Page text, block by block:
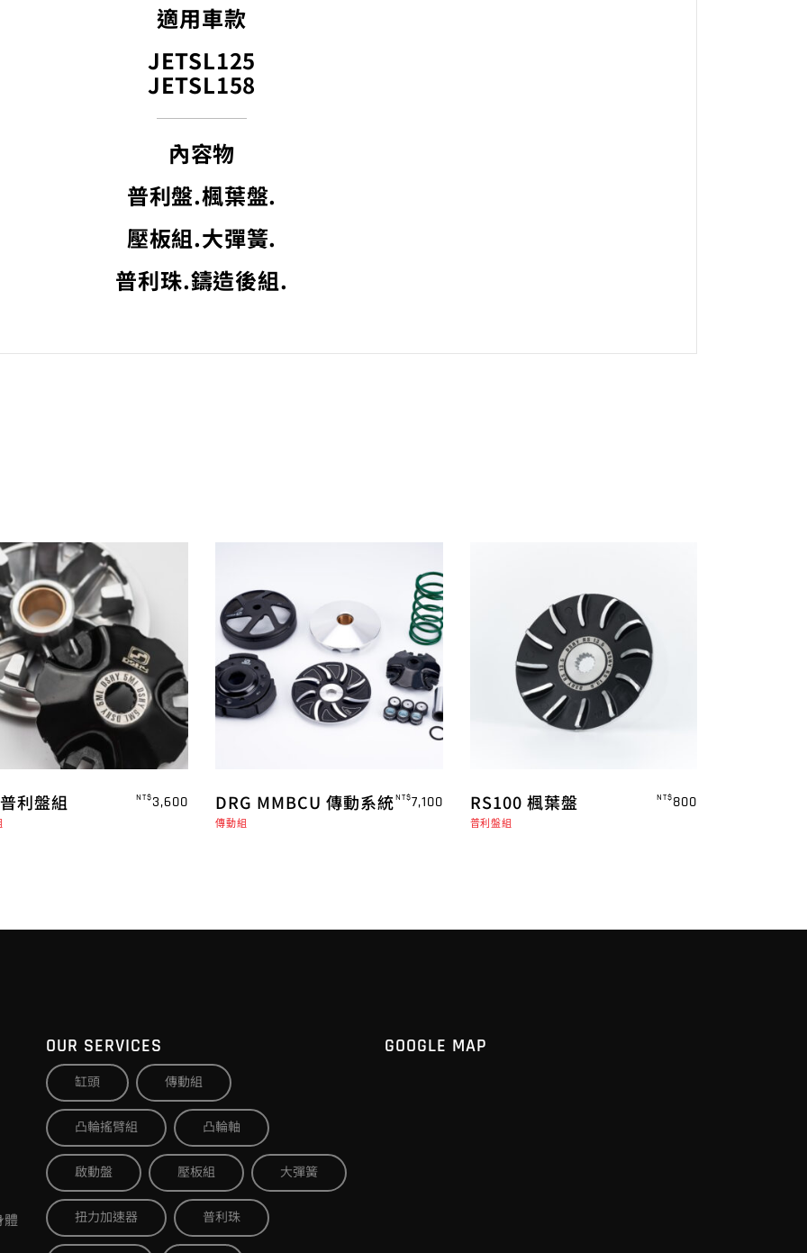
適用車款
JETSL125
JETSL158
內容物
普利盤.楓葉盤.
壓板組.大彈簧.
普利珠.鑄造後組.
利盤組 NT$3,600 DRG MMBCU 傳動系統NT$7,100
傳動組
RS100 楓葉盤 NT$800
普利盤組
體
OUR SERVICES
缸頭 傳動組
凸輪搖臂組 凸輪軸
啟動盤 壓板組 大彈簧
扭力加速器 普利珠
GOOGLE MAP